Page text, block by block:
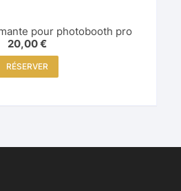
pour photobooth pro
20,00€
RÉSERVER